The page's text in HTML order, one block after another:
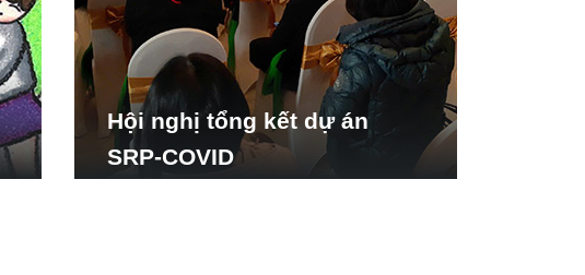
Hội nghị tổng kết dự án
SRP-COVID